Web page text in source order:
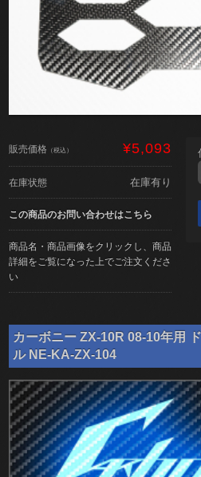
販売価格 （税込） ¥5,093
在庫状態 在庫有り
この商品のお問い合わせはこちら
商品名・商品画像をクリックし、商品
詳細をご覧になった上でご注文くださ
い
カーボニー ZX-10R 08-10年用
ル NE-KA-ZX-104